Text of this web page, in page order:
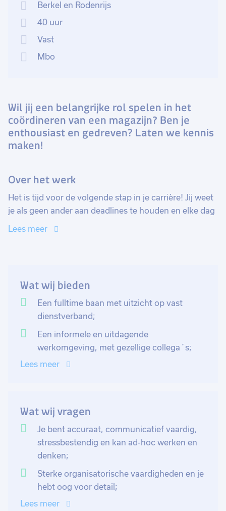
Berkel en Rodenrijs
40 uur
Vast
Mbo
Wil jij een belangrijke rol spelen in het
coördineren van een magazijn? Ben je
enthousiast en gedreven? Laten we kennis
maken!
Over het werk
Het is tijd voor de volgende stap in je carrière! Jij weet
je als geen ander aan deadlines te houden en elke dag
je planning op orde te hebben. Ben jij de zelfstandige
het efficiënt organiseren en beheren van het magazijn.
Je zorgt ervoor dat alle inkomende en uitgaande
goederen op tijd en op de juiste plaats worden
geleverd. Je werkt samen met je team van
magazijnmedewerkers en zo zorg je ervoor dat alle
processen soepel verlopen. Je draagt bij aan
ontwikkeling, optimalisering en bewaking van de
combineren met een veilige werkomgeving en audits
begeleiden. Verder ben je verantwoordelijk voor
goederenontvangst inspectie, reparatie en retour en
gereedschappenbeheer.
Lees meer
Wat wij bieden
Een fulltime baan met uitzicht op vast
dienstverband;
Een informele en uitdagende
werkomgeving, met gezellige collega´s;
Lees meer
Wat wij vragen
Je bent accuraat, communicatief vaardig,
stressbestendig en kan ad-hoc werken en
denken;
Sterke organisatorische vaardigheden en je
hebt oog voor detail;
Lees meer